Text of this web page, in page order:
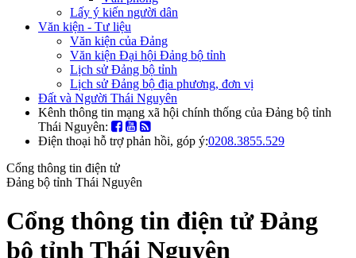
Lấy ý kiến người dân
Văn kiện - Tư liệu
Văn kiện của Đảng
Văn kiện Đại hội Đảng bộ tỉnh
Lịch sử Đảng bộ tỉnh
Lịch sử Đảng bộ địa phương, đơn vị
Đất và Người Thái Nguyên
Kênh thông tin mạng xã hội chính thống của Đảng bộ tỉnh
Thái Nguyên:
Điện thoại hỗ trợ phản hồi, góp ý:0208.3855.529
Cổng thông tin điện tử
Đảng bộ tỉnh Thái Nguyên
Cổng thông tin điện tử Đảng
bộ tỉnh Thái Nguyên